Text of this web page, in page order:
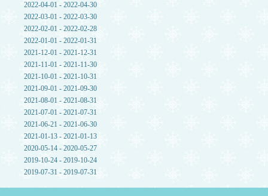
2022-04-01 - 2022-04-30
2022-03-01 - 2022-03-30
2022-02-01 - 2022-02-28
2022-01-01 - 2022-01-31
2021-12-01 - 2021-12-31
2021-11-01 - 2021-11-30
2021-10-01 - 2021-10-31
2021-09-01 - 2021-09-30
2021-08-01 - 2021-08-31
2021-07-01 - 2021-07-31
2021-06-21 - 2021-06-30
2021-01-13 - 2021-01-13
2020-05-14 - 2020-05-27
2019-10-24 - 2019-10-24
2019-07-31 - 2019-07-31